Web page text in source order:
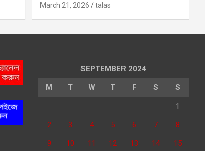
March 21, 2026 talas
SEPTEMBER 2024
M T W T F S S
1
2 3 4 5 6 7 8
9 10 11 12 13 14 15